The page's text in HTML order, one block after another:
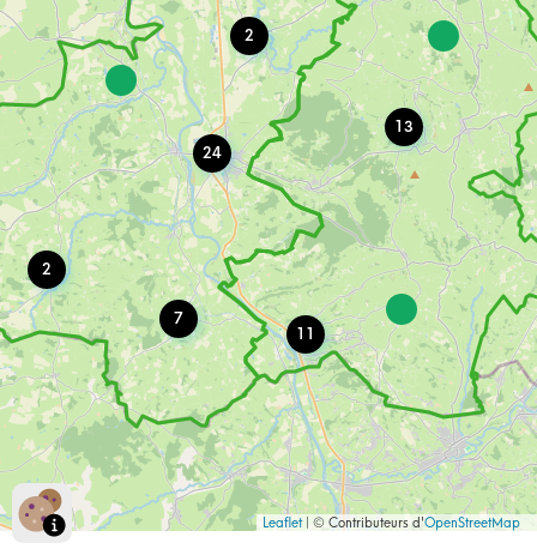
2
2
7
13
24
11
Leaflet| © Contributeurs d'OpenStreetMap
Autre 20